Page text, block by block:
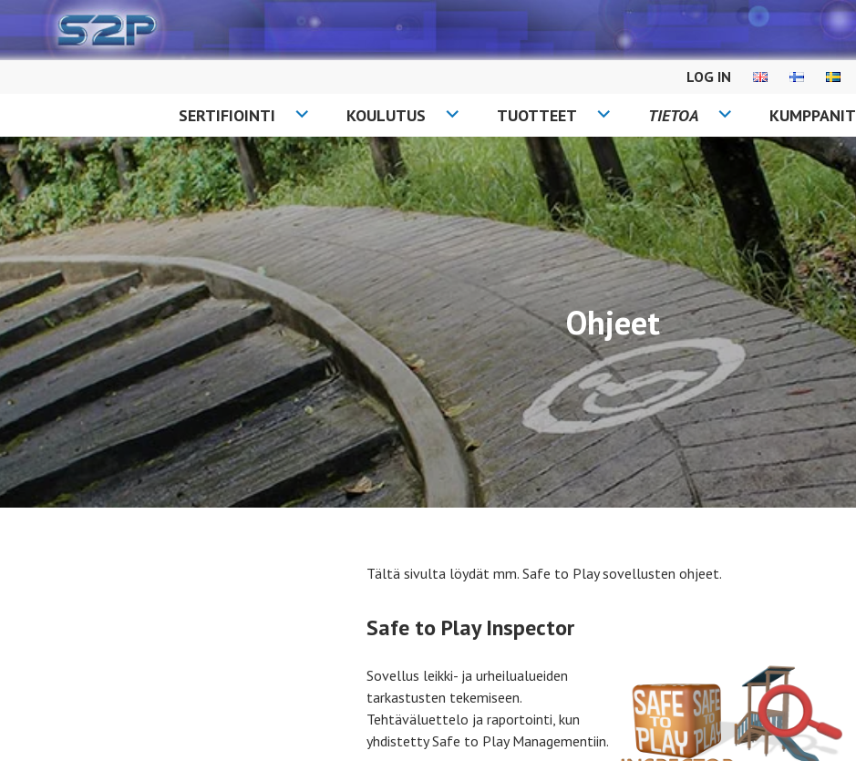
sisältöön
LOG IN
SERTIFIOINTI KOULUTUS TUOTTEET TIETOA KUMPPANIT
Ohjeet
Tältä sivulta löydät mm. Safe to Play sovellusten ohjeet.
Safe to Play Inspector
Sovellus leikki- ja urheilualueiden
tarkastusten tekemiseen.
Tehtäväluettelo ja raportointi, kun
yhdistetty Safe to Play Managementiin.